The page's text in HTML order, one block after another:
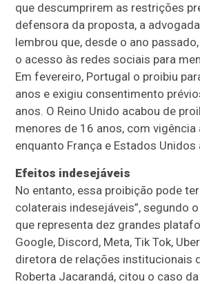
que descumprirem as restrições
defensora da proposta, a
lembrou que, desde o ano
o acesso às redes sociais para
Em fevereiro, Portugal o proibiu
anos e exigiu consentimento
anos. O Reino Unido acabou de
menores de 16 anos, com
enquanto França e Estados
Efeitos indesejáveis
No entanto, essa proibição pode
colaterais indesejáveis”, segundo
que representa dez grandes
Google, Discord, Meta, Tik Tok,
diretora de relações institucionais
Roberta Jacarandá, citou o caso